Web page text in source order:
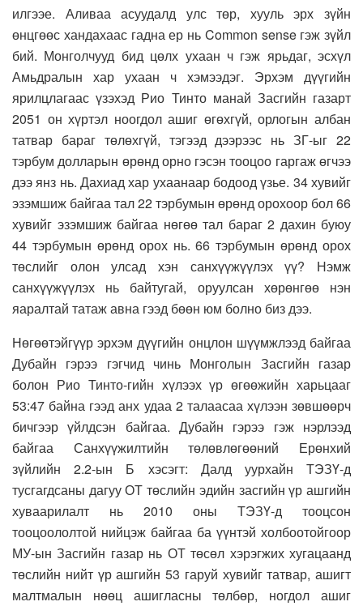
илгээе. Аливаа асуудалд улс төр, хууль эрх зүйн
өнцгөөс хандахаас гадна ер нь Common sense гэж зүйл
бий. Монголчууд бид цөлх ухаан ч гэж ярьдаг, эсхүл
Амьдралын хар ухаан ч хэмээдэг. Эрхэм дүүгийн
ярилцлагаас үзэхэд Рио Тинто манай Засгийн газарт
2051 он хүртэл ноогдол ашиг өгөхгүй, орлогын албан
татвар бараг төлөхгүй, тэгээд дээрээс нь ЗГ-ыг 22
тэрбум долларын өрөнд орно гэсэн тооцоо гаргаж өгчээ
дээ янз нь. Дахиад хар ухаанаар бодоод үзье. 34 хувийг
эзэмшиж байгаа тал 22 тэрбумын өрөнд орохоор бол 66
хувийг эзэмшиж байгаа нөгөө тал бараг 2 дахин буюу
44 тэрбумын өрөнд орох нь. 66 тэрбумын өрөнд орох
төслийг олон улсад хэн санхүүжүүлэх үү? Нэмж
санхүүжүүлэх нь байтугай, оруулсан хөрөнгөө нэн
яаралтай татаж авна гээд бөөн юм болно биз дээ.
Нөгөөтэйгүүр эрхэм дүүгийн онцлон шүүмжлээд байгаа
Дубайн гэрээ гэгчид чинь Монголын Засгийн газар
болон Рио Тинто-гийн хүлээх үр өгөөжийн харьцааг
53:47 байна гээд анх удаа 2 талаасаа хүлээн зөвшөөрч
бичгээр үйлдсэн байгаа. Дубайн гэрээ гэж нэрлээд
байгаа Санхүүжилтийн төлөвлөгөөний Ерөнхий
зүйлийн 2.2-ын Б хэсэгт: Далд уурхайн ТЭЗҮ-д
тусгагдсаны дагуу ОТ төслийн эдийн засгийн үр ашгийн
хуваарилалт нь 2010 оны ТЭЗҮ-д тооцсон
тооцоололтой нийцэж байгаа ба үүнтэй холбоотойгоор
МУ-ын Засгийн газар нь ОТ төсөл хэрэгжих хугацаанд
төслийн нийт үр ашгийн 53 гаруй хувийг татвар, ашигт
малтмалын нөөц ашигласны төлбөр, ногдол ашиг